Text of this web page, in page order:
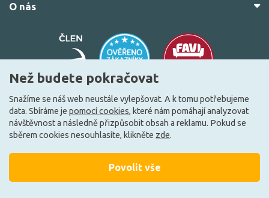
O nás
© 2010–2026 Všechna práva vyhrazena. žárovky.cz
VytvořiloFEO.cz
Než budete pokračovat
Snažíme se náš web neustále vylepšovat. A k tomu potřebujeme
data. Sbíráme je pomocí cookies, které nám pomáhají analyzovat
návštěvnost a následně přizpůsobit obsah a reklamu. Pokud se
sběrem cookies nesouhlasíte, klikněte zde.
Povolit vše